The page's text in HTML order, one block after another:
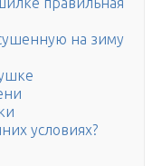
на зиму
условиях?